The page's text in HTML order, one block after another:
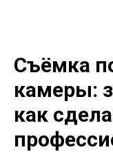
Съёмка
камеры:
как